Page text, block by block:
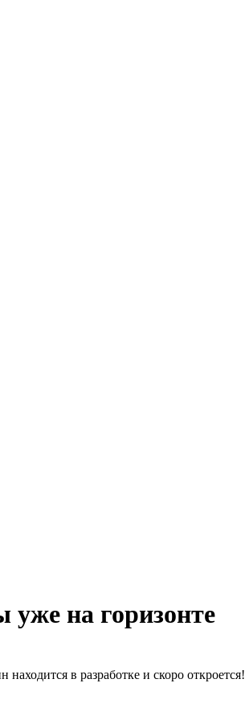
уже на горизонте
в разработке и скоро откроется!